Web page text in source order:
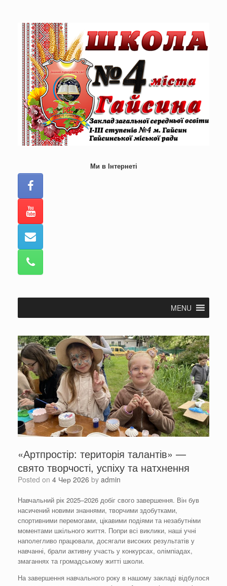
Ми в Інтернеті
MENU
«Артпростір: територія талантів» —
свято творчості, успіху та натхнення
Posted on 4 Чер 2026 by admin
Навчальний рік 2025–2026 добіг свого завершення. Він був
насичений новими знаннями, творчими здобутками,
спортивними перемогами, цікавими подіями та незабутніми
моментами шкільного життя. Попри всі виклики, наші учні
наполегливо працювали, досягали високих результатів у
навчанні, брали активну участь у конкурсах, олімпіадах,
змаганнях та громадському житті школи.
На завершення навчального року в нашому закладі відбулося